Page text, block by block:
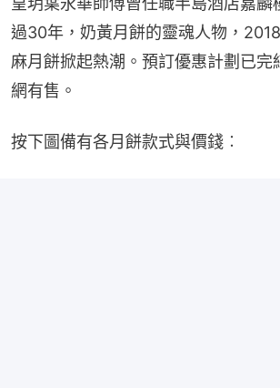
過30年，奶黃月餅的靈魂人物，
麻月餅掀起熱潮。預訂優惠計劃已完
網有售。
按下圖備有各月餅款式與價錢︰